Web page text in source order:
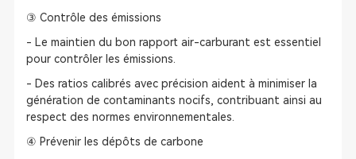
③ Contrôle des émissions
- Le maintien du bon rapport air-carburant est essentiel
pour contrôler les émissions.
- Des ratios calibrés avec précision aident à minimiser la
génération de contaminants nocifs, contribuant ainsi au
respect des normes environnementales.
④ Prévenir les dépôts de carbone